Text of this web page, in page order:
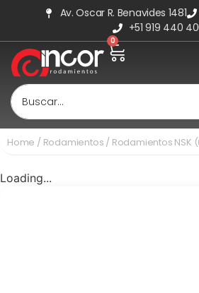
Av. Oscar R. Benavides 1481
+51 919 440
0
Home / Rodamientos / Rodamientos NSK
Loading...